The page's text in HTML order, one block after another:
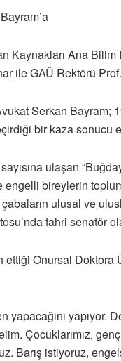
Ana Bilim
ile GAÜ Rektörü
Serkan Bayram;
bir kaza sonucu
ulaşan
bireylerin
ulusal ve
fahri senatör
Onursal
yapacağını
Çocuklarımız,
Barış istiyoruz,